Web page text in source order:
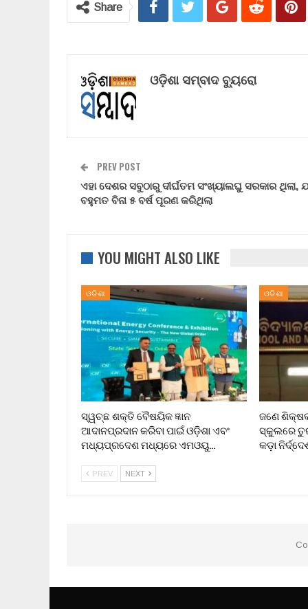
Share
ଓଡ଼ିଶା ସମ୍ବାଦ ବ୍ୟୁରୋ
PREV POST
ଏହା ଦେଶର ସବୁଠାରୁ ଦୀର୍ଘତମ ସଂଖ୍ୟାଲଘୁ ସରକାର ଥିଲା,
ବହୁମତ ବିନା ୫ ବର୍ଷ ପୂରଣ କରିଥିଲା
YOU MIGHT ALSO LIKE
ଓଡିଶା
ସ୍ୱଚ୍ଛ ଶକ୍ତି ବୈଷୟିକ ଜ୍ଞାନ
ଆଦାନପ୍ରଦାନ କରିବା ପାଇଁ ଓଡ଼ିଶା ଏବଂ
ମଧ୍ୟପ୍ରଦେଶ ମଧ୍ୟରେ ଏମଓୟୁ…
ଓଡିଶା
ଜଣେ
ସ୍କୁଲରେ
କଡ଼ା
PREV NEXT